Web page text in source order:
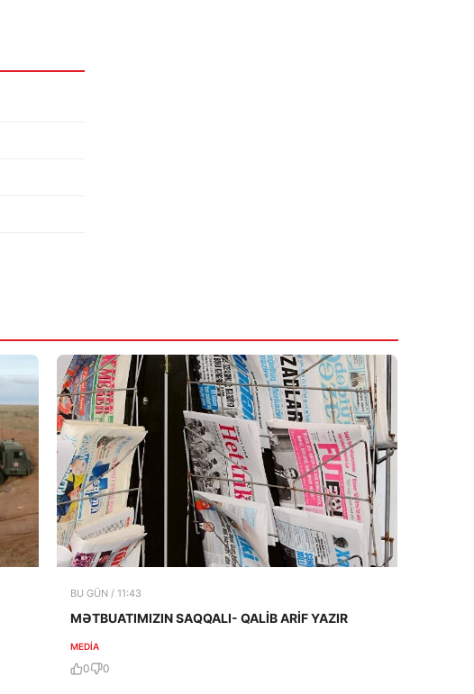
BU GÜN / 11:43
MƏTBUATIMIZIN SAQQALI- QALİB ARİF YAZIR
MEDİA
0 0